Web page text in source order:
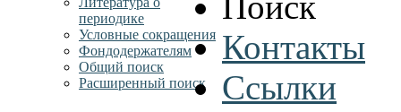
периодике
Условные сокращения
Фондодержателям
Общий поиск
Расширенный поиск
Контакты
Ссылки